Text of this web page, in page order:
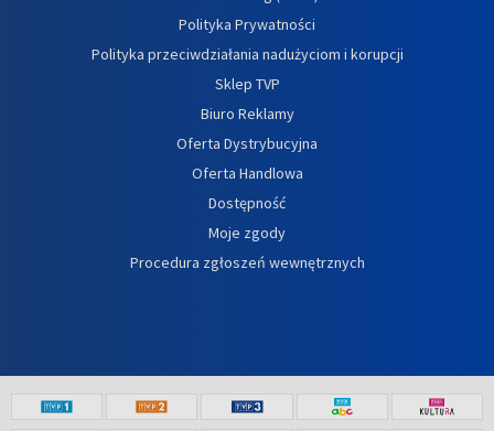
Polityka Prywatności
Polityka przeciwdziałania nadużyciom i korupcji
Sklep TVP
Biuro Reklamy
Oferta Dystrybucyjna
Oferta Handlowa
Dostępność
Moje zgody
Procedura zgłoszeń wewnętrznych